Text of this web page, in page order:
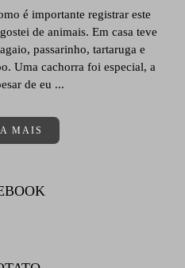
é importante registrar este
de animais. Em casa teve
passarinho, tartaruga e
Uma cachorra foi especial, a
de eu ...
MAIS